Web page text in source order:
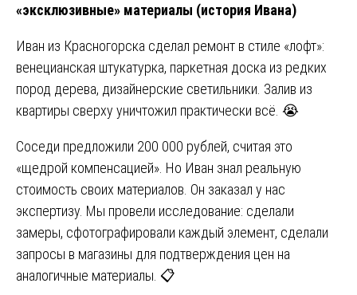
«эксклюзивные» материалы (история Ивана)
Иван из Красногорска сделал ремонт в стиле «лофт»:
венецианская штукатурка, паркетная доска из редких
пород дерева, дизайнерские светильники. Залив из
квартиры сверху уничтожил практически всё. 😭
Соседи предложили 200 000 рублей, считая это
«щедрой компенсацией». Но Иван знал реальную
стоимость своих материалов. Он заказал у нас
экспертизу. Мы провели исследование: сделали
замеры, сфотографировали каждый элемент, сделали
запросы в магазины для подтверждения цен на
аналогичные материалы. 📋